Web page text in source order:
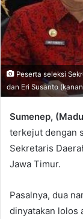
Peserta seleksi
dan Eri Susanto
Sumenep,
terkejut dengan
Sekretaris
Jawa Timur.
Pasalnya, dua
dinyatakan lolos